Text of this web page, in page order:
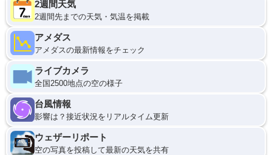
2週間天気
2週間先までの天気・気温を掲載
アメダス
アメダスの最新情報をチェック
ライブカメラ
全国2500地点の空の様子
台風情報
影響は？接近状況をリアルタイム更新
ウェザーリポート
空の写真を投稿して最新の天気を共有